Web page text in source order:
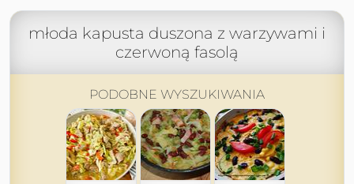
młoda kapusta duszona z warzywami i
czerwoną fasolą
PODOBNE WYSZUKIWANIA